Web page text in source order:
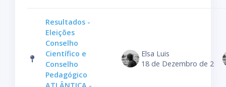
Resultados -
Eleições
Conselho
Científico e
Conselho
Pedagógico
ATLÂNTICA -
Elsa Luis
18 de Dezembro de 2024